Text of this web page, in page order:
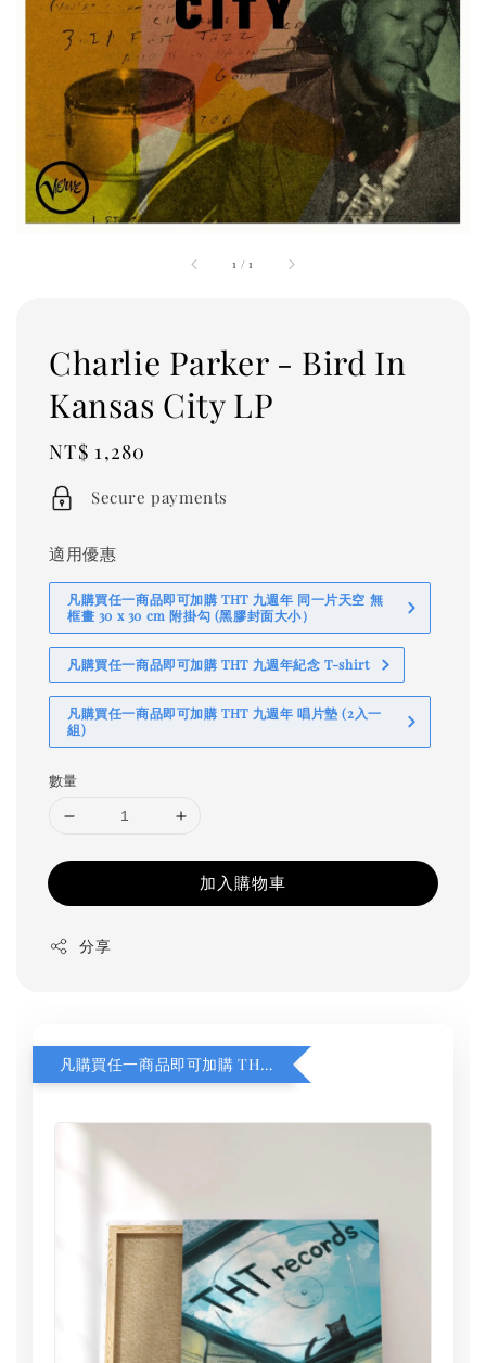
1 /1
Charlie Parker - Bird In
Kansas City LP
Regular
price
NT$ 1,280
Secure payments
適用優惠
凡購買任一商品即可加購 THT 九週年 同一片天空 無
框畫 30 x 30 cm 附掛勾 (黑膠封面大小）
凡購買任一商品即可加購 THT 九週年紀念 T-shirt
凡購買任一商品即可加購 THT 九週年 唱片墊 (2入一
組)
數量
加入購物車
分享
凡購買任一商品即可加購 THT 九週年 同一片天空 無框畫 30 x 30 cm 附掛勾 (黑膠封面大小）